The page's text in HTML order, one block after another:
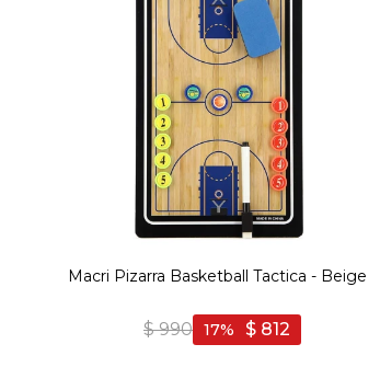
Macri Pizarra Basketball Tactica - Beige
$ 990 $ 812
17